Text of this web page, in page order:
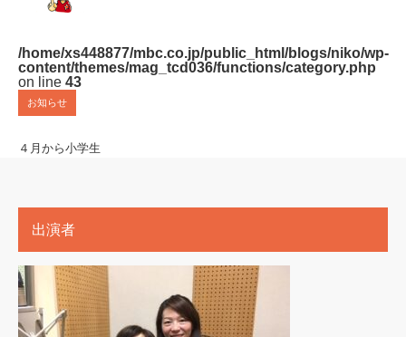
/home/xs448877/mbc.co.jp/public_html/blogs/niko/wp-
content/themes/mag_tcd036/functions/category.php
on line 43
お知らせ
４月から小学生
出演者